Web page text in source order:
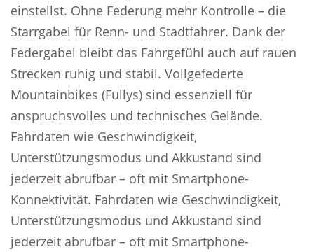
einstellst. Ohne Federung mehr Kontrolle – die
Starrgabel für Renn- und Stadtfahrer. Dank der
Federgabel bleibt das Fahrgefühl auch auf rauen
Strecken ruhig und stabil. Vollgefederte
Mountainbikes (Fullys) sind essenziell für
anspruchsvolles und technisches Gelände.
Fahrdaten wie Geschwindigkeit,
Unterstützungsmodus und Akkustand sind
jederzeit abrufbar – oft mit Smartphone-
Konnektivität. Fahrdaten wie Geschwindigkeit,
Unterstützungsmodus und Akkustand sind
jederzeit abrufbar – oft mit Smartphone-